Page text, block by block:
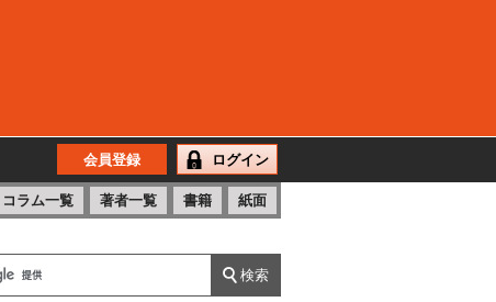
会員登録 ログイン
コラム一覧 著者一覧 書籍 紙面